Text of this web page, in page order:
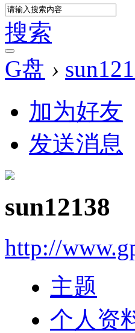
搜索
G盘 ›
加为好友
发送消息
sun12138
http://
主题
个人资